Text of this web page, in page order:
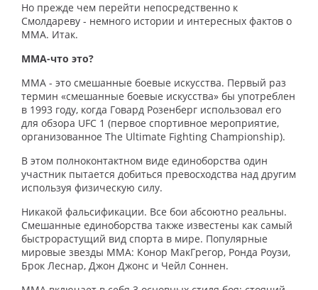
Но прежде чем перейти непосредственно к
Смолдареву - немного истории и интересных фактов о
MMA. Итак.
MMA-что это?
MMA - это смешанные боевые искусства. Первый раз
термин «смешанные боевые искусства» бы употреблен
в 1993 году, когда Говард Розенберг использовал его
для обзора UFC 1 (первое спортивное мероприятие,
организованное The Ultimate Fighting Championship).
В этом полноконтактном виде единоборства один
участник пытается добиться превосходства над другим
используя физическую силу.
Никакой фальсификации. Все бои абсоютно реальны.
Смешанные единоборства также известены как самый
быстрорастущий вид спорта в мире. Популярные
мировые звезды ММА: Конор МакГрегор, Ронда Роузи,
Брок Леснар, Джон Джонс и Чейл Соннен.